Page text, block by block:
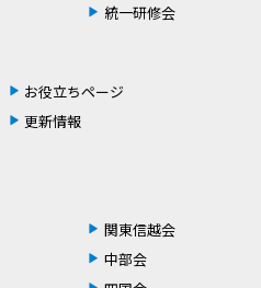
統一研修会
お役立ちページ
更新情報
関東信越会
中部会